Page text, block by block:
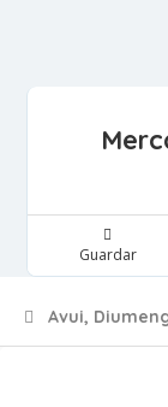
Guardar
Avui,